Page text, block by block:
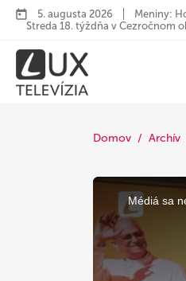
5. augusta 2026
Meniny:
Streda 18. týždňa v Cezročnom
Domov Archív
This
Médiá sa